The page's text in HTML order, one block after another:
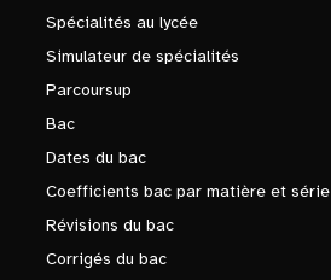
Spécialités au lycée
Simulateur de spécialités
Parcoursup
Bac
Dates du bac
Coefficients bac par matière et série
Révisions du bac
Corrigés du bac